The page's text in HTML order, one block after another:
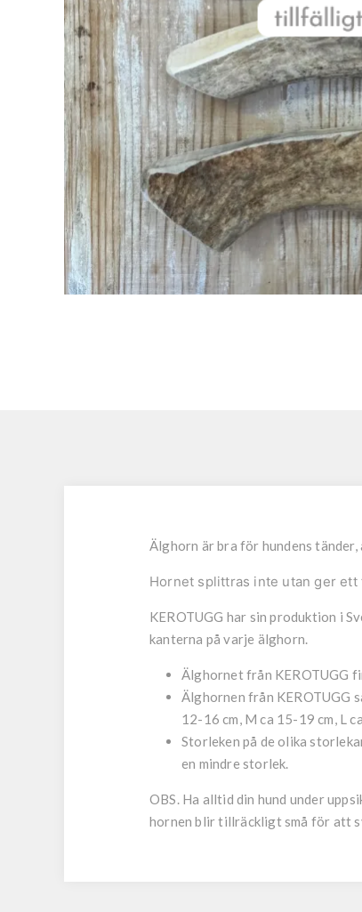
Älghorn är bra för hundens
Hornet splittras inte utan ger ett
KEROTUGG har sin produktion i
kanterna på varje älghorn.
Älghornet från KEROTUGG
Älghornen från KEROTUGG
12-16 cm, M ca 15-19 cm, L
Storleken på de olika
en mindre storlek.
OBS. Ha alltid din hund under
hornen blir tillräckligt små för att